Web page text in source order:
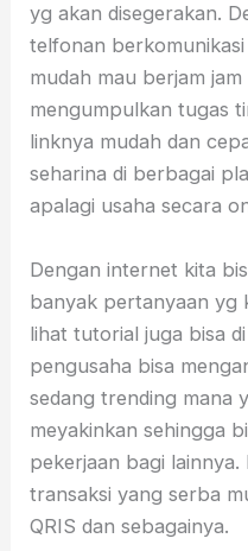
yg akan disegerakan.
telfonan
mudah mau berjam
mengumpulkan tugas
linknya mudah dan
seharina di berbagai
apalagi usaha secara
Dengan internet kita
banyak pertanyaan yg
lihat tutorial juga bisa
pengusaha bisa
sedang trending mana
meyakinkan sehingga
pekerjaan bagi
transaksi yang serba
QRIS dan sebagainya.